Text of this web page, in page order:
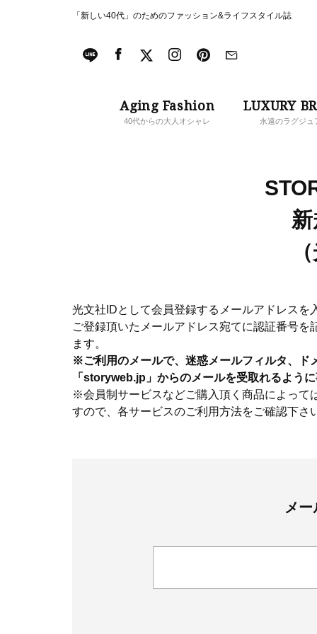
「新しい40代」のためのファッション&ライフスタイル誌
Aging Fashion
40代からの大人オシャレ
LUXURY
永遠のラグジュ
光文社IDとして会員登録するメールアドレスを
ご登録頂いたメールアドレス宛てに認証番号
ます。
※ご利用のメールで、迷惑メールフィルタ、ド
「storyweb.jp」からのメールを受取れるよう
※会員制サービスなどご購入頂く商品によって
すので、各サービスのご利用方法をご確認下さ
メ